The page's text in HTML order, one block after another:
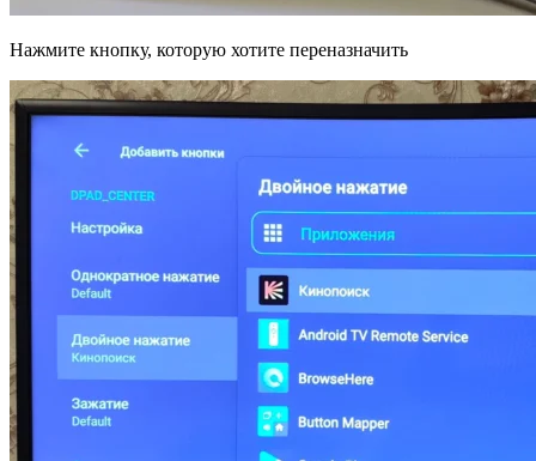
Нажмите кнопку, которую хотите переназначить